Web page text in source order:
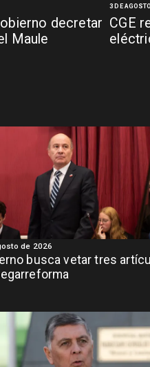
decretar
Maule
CGE
3 DE
busca vetar tres
de 2026